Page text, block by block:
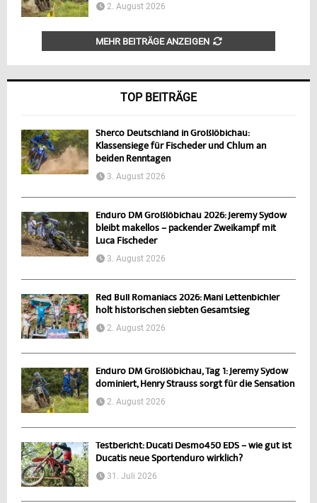
2. August 2026
MEHR BEITRÄGE ANZEIGEN
TOP BEITRÄGE
Sherco Deutschland in Großlöbichau:
Klassensiege für Fischeder und Chlum an
beiden Renntagen
3. August 2026
Enduro DM Großlöbichau 2026: Jeremy Sydow
bleibt makellos – packender Zweikampf mit
Luca Fischeder
3. August 2026
Red Bull Romaniacs 2026: Mani Lettenbichler
holt historischen siebten Gesamtsieg
2. August 2026
Enduro DM Großlöbichau, Tag 1: Jeremy Sydow
dominiert, Henry Strauss sorgt für die Sensation
2. August 2026
Testbericht: Ducati Desmo450 EDS – wie gut ist
Ducatis neue Sportenduro wirklich?
31. Juli 2026